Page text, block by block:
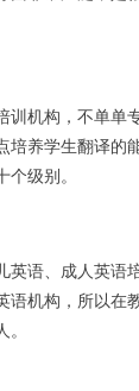
机构，不单单
培养学生翻译的
级别。
语、成人英语
语机构，所以在